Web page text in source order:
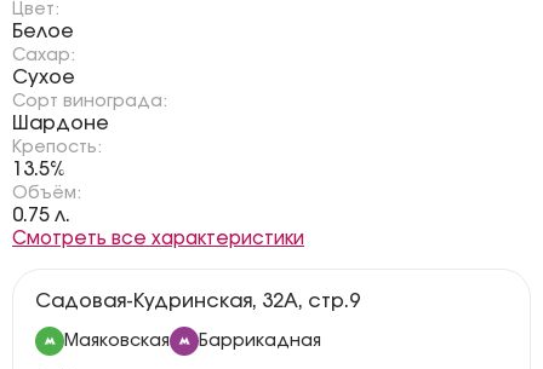
Цвет:
Белое
Сахар:
Сухое
Сорт винограда:
Шардоне
Крепость:
13.5%
Объём:
0.75 л.
Смотреть все характеристики
Садовая-Кудринская, 32А, стр.9
Маяковская Баррикадная